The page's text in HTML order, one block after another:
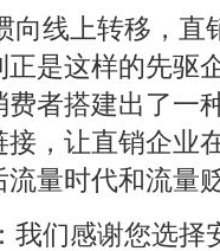
向线上转移，直
是这样的先驱
者搭建出了一
，让直销企业
量时代和流量
我们感谢您选择